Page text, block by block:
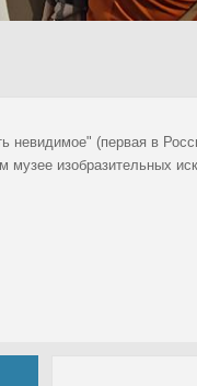
невидимое" (первая в
музее изобразительных